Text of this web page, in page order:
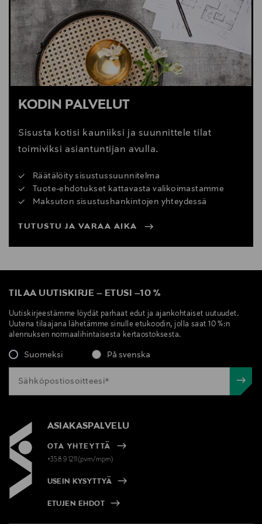
info@conform.se
KODIN PALVELUT
Sisusta kotisi kauniiksi ja suunnittele tilat
toimiviksi asiantuntijan avulla.
Räätälöity sisustussuunnitelma
Tuote-ehdotukset kattavasta valikoimastamme
Maksuton sisustushankintojen yhteydessä
TUTUSTU JA VARAA AIKA
TILAA UUTISKIRJE – ETUSI –10 %
Uutiskirjeestämme löydät parhaat edut ja ajankohtaiset uutuudet.
Uutena tilaajana lähetämme sinulle etukoodin, jolla saat 10 %:n
alennuksen normaalihintaisesta kertaostoksesta.
Suomeksi På svenska
ASIAKASPALVELU
OTA YHTEYTTÄ
+358 9 1211(pvm/mpm)
USEIN KYSYTTYÄ
ETUJEN EHDOT